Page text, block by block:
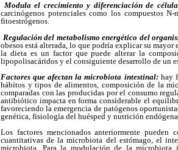
 Modula el crecimiento y diferenciación de
carcinógenos potenciales como los compuestos
fitoestrógenos.
Regulación del metabolismo energético del
obesos está alterada, lo que podría explicar su
la dieta es un factor que puede alterar la
lipopolisacáridos y el consiguiente desarrollo de un
Factores que afectan la microbiota intestinal: hay
hábitos y tipos de alimentos, composición de la
comparadas con las producidas por el consumo
antibiótico impacta en forma considerable el
favoreciendo la emergencia de patógenos
genética, fisiología del huésped y nutrición endógena.
Los factores mencionados anteriormente
cuantitativas de la microbiota del estómago, el
microbiota. Para la modulación de la microbiota